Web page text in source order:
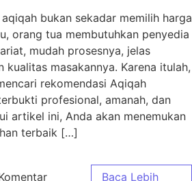
bukan sekadar memilih harga
orang tua membutuhkan penyedia
mudah prosesnya, jelas
kualitas masakannya. Karena itulah,
rekomendasi Aqiqah
profesional, amanah, dan
artikel ini, Anda akan menemukan
terbaik […]
Baca Lebih